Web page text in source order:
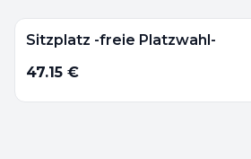
Sitzplatz -freie Platzwahl-
47.15 €